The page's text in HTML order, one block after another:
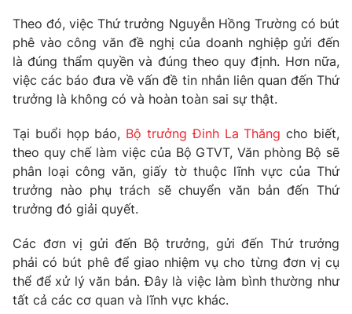
Tin tức
Thế giới đó đây
Câu chuyện quốc tế
Kinh tế
Tài chính
Thị trường
Góc doanh nghiệp
Dữ liệu và đời sống
Truyền hình
Phim VTV
Hậu trường
Khán giả
Giải sao mai
Giải trí
Điện ảnh
Âm nhạc
Sao
Du lịch
Làm đẹp
Giáo dục
Tuyển sinh
Theo đó, việc Thứ trưởng Nguyễn Hồng Trường có bút
phê vào công văn đề nghị của doanh nghiệp gửi đến
là đúng thẩm quyền và đúng theo quy định. Hơn nữa,
việc các báo đưa về vấn đề tin nhắn liên quan đến Thứ
trưởng là không có và hoàn toàn sai sự thật.
Tại buổi họp báo, Bộ trưởng Đinh La Thăng cho biết,
theo quy chế làm việc của Bộ GTVT, Văn phòng Bộ sẽ
phân loại công văn, giấy tờ thuộc lĩnh vực của Thứ
trưởng nào phụ trách sẽ chuyển văn bản đến Thứ
trưởng đó giải quyết.
Các đơn vị gửi đến Bộ trưởng, gửi đến Thứ trưởng
phải có bút phê để giao nhiệm vụ cho từng đơn vị cụ
thể để xử lý văn bản. Đây là việc làm bình thường như
tất cả các cơ quan và lĩnh vực khác.